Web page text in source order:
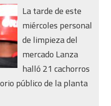
La tarde de este
miércoles personal
de limpieza del
mercado Lanza
halló 21 cachorros
público de la planta